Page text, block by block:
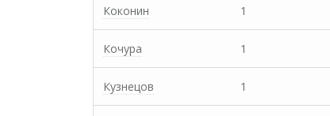
Коконин 1
Кочура 1
Кузнецов 1